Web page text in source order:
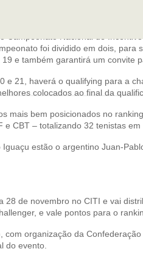
foi dividido em dois,
e também garantirá um convite
e 21, haverá o qualifying para a
colocados ao final da
bem posicionados no
e CBT – totalizando 32 tenistas em
estão o argentino Juan-
de novembro no CITI e vai
e vale pontos para o
organização da
do evento.